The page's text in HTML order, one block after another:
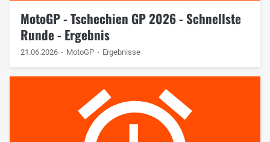
MotoGP - Tschechien GP 2026 - Schnellste
Runde - Ergebnis
21.06.2026 MotoGP Ergebnisse